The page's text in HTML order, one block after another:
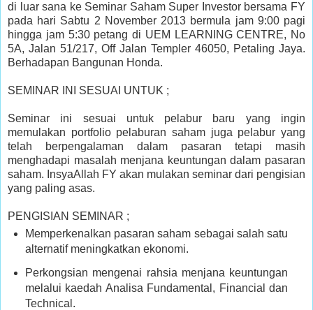
di luar sana ke Seminar Saham Super Investor bersama FY
pada hari Sabtu 2 November 2013 bermula jam 9:00 pagi
hingga jam 5:30 petang di UEM LEARNING CENTRE, No
5A, Jalan 51/217, Off Jalan Templer 46050, Petaling Jaya.
Berhadapan Bangunan Honda.
SEMINAR INI SESUAI UNTUK ;
Seminar ini sesuai untuk pelabur baru yang ingin
memulakan portfolio pelaburan saham juga pelabur yang
telah berpengalaman dalam pasaran tetapi masih
menghadapi masalah menjana keuntungan dalam pasaran
saham. InsyaAllah FY akan mulakan seminar dari pengisian
yang paling asas.
PENGISIAN SEMINAR ;
Memperkenalkan pasaran saham sebagai salah satu
alternatif meningkatkan ekonomi.
Perkongsian mengenai rahsia menjana keuntungan
melalui kaedah Analisa Fundamental, Financial dan
Technical.